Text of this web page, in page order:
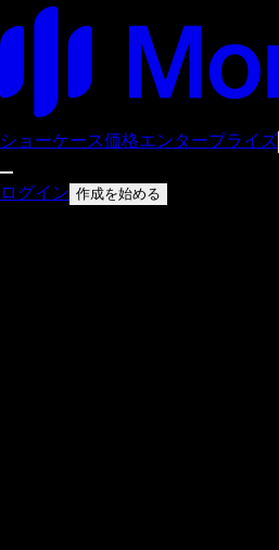
ショーケース価格エンタープライズ
ログイン 作成を始める